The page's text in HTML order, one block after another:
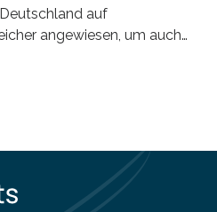
auf
angewiesen, um auch
einzelner Batteriezellen,
reduzieren und
um das Zehn- bis
zurück in die Schulzeit: